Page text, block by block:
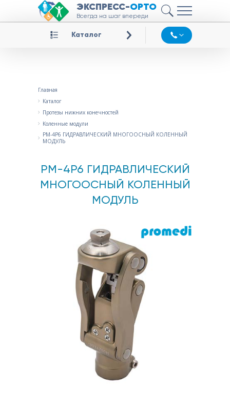
ЭКСПРЕСС-ОРТО
Всегда на шаг впереди
Каталог
Главная
Каталог
Протезы нижних конечностей
Коленные модули
PM-4P6 ГИДРАВЛИЧЕСКИЙ МНОГООСНЫЙ КОЛЕННЫЙ
МОДУЛЬ
PM-4P6 ГИДРАВЛИЧЕСКИЙ
МНОГООСНЫЙ КОЛЕННЫЙ
МОДУЛЬ